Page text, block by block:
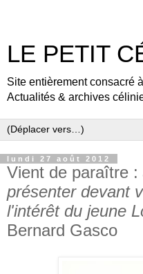
LE PETIT
Site entièrement consacré
Actualités & archives
lundi 27 août 2012
Vient de paraître :
présenter devant
l'intérêt du jeune
Bernard Gasco